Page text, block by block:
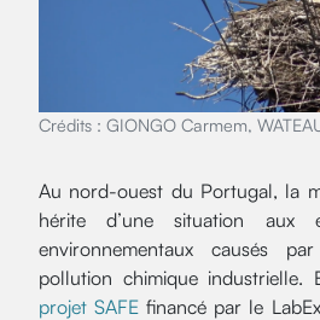
Crédits : GIONGO Carmem,
Au nord-ouest du Portugal, la
hérite d’une situation aux
environnementaux causés
pollution chimique
projet SAFE financé par le